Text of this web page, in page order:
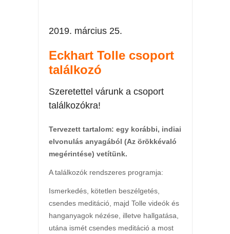
2019. március 25.
Eckhart Tolle csoport
találkozó
Szeretettel várunk a csoport
találkozókra!
Tervezett tartalom: egy korábbi, indiai
elvonulás anyagából (Az örökkévaló
megérintése) vetítünk.
A találkozók rendszeres programja:
Ismerkedés, kötetlen beszélgetés,
csendes meditáció, majd Tolle videók és
hanganyagok nézése, illetve hallgatása,
utána ismét csendes meditáció a most